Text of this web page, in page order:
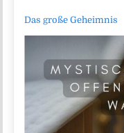
Das große Geheimnis